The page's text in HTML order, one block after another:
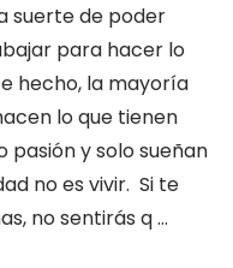
suerte de poder
para hacer lo
hecho, la mayoría
lo que tienen
pasión y solo sueñan
no es vivir. Si te
no sentirás q …